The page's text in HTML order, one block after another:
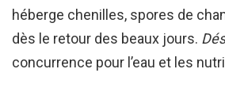
héberge chenilles, spores de
dès le retour des beaux jours.
concurrence pour l’eau et les